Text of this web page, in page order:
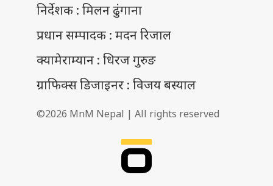
निर्देशक : मिलन ढुंगाना
प्रधान सम्पादक : मदन रिजाल
क्यामेराम्यान : धिरज गुरुङ
ग्राफिक्स डिजाइनर : विजय बस्याल
©2026 MnM Nepal | All rights reserved